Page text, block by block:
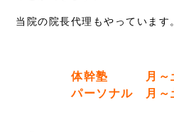
当院の院長代理もやっています
体幹塾 月～土
パーソナル 月～